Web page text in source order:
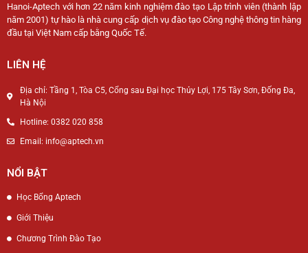
Hanoi-Aptech với hơn 22 năm kinh nghiệm đào tạo Lập trình viên (thành lập
năm 2001) tự hào là nhà cung cấp dịch vụ đào tạo Công nghệ thông tin hàng
đầu tại Việt Nam cấp bằng Quốc Tế.
LIÊN HỆ
Địa chỉ: Tầng 1, Tòa C5, Cổng sau Đại học Thủy Lợi, 175 Tây Sơn, Đống Đa,
Hà Nội
Hotline: 0382 020 858
Email: info@aptech.vn
NỔI BẬT
Học Bổng Aptech
Giới Thiệu
Chương Trình Đào Tạo